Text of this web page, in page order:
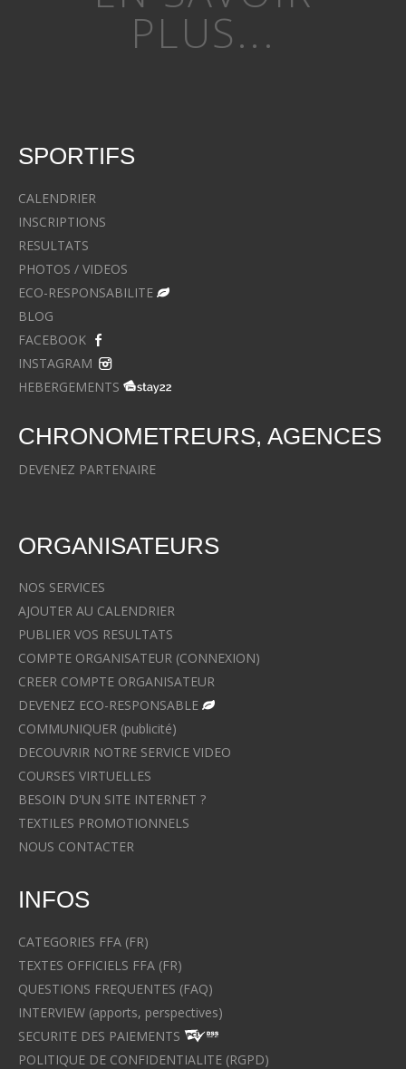
PLUS...
SPORTIFS
CALENDRIER
INSCRIPTIONS
RESULTATS
PHOTOS / VIDEOS
ECO-RESPONSABILITE
BLOG
FACEBOOK
INSTAGRAM
HEBERGEMENTS
CHRONOMETREURS, AGENCES
DEVENEZ PARTENAIRE
ORGANISATEURS
NOS SERVICES
AJOUTER AU CALENDRIER
PUBLIER VOS RESULTATS
COMPTE ORGANISATEUR (CONNEXION)
CREER COMPTE ORGANISATEUR
DEVENEZ ECO-RESPONSABLE
COMMUNIQUER (publicité)
DECOUVRIR NOTRE SERVICE VIDEO
COURSES VIRTUELLES
BESOIN D'UN SITE INTERNET ?
TEXTILES PROMOTIONNELS
NOUS CONTACTER
INFOS
CATEGORIES FFA (FR)
TEXTES OFFICIELS FFA (FR)
QUESTIONS FREQUENTES (FAQ)
INTERVIEW (apports, perspectives)
SECURITE DES PAIEMENTS
POLITIQUE DE CONFIDENTIALITE (RGPD)